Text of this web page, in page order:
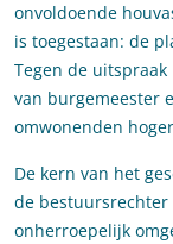
onvoldoende
is toegestaan: de
Tegen de
van burgemeester
omwonenden
De kern van het
de bestuursrechter
onherroepelijk